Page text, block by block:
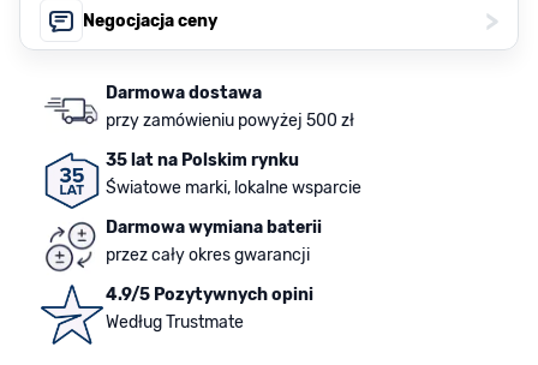
Negocjacja ceny >
Darmowa dostawa
przy zamówieniu powyżej 500 zł
35 lat na Polskim rynku
Światowe marki, lokalne wsparcie
Darmowa wymiana baterii
przez cały okres gwarancji
4.9/5 Pozytywnych opini
Według Trustmate